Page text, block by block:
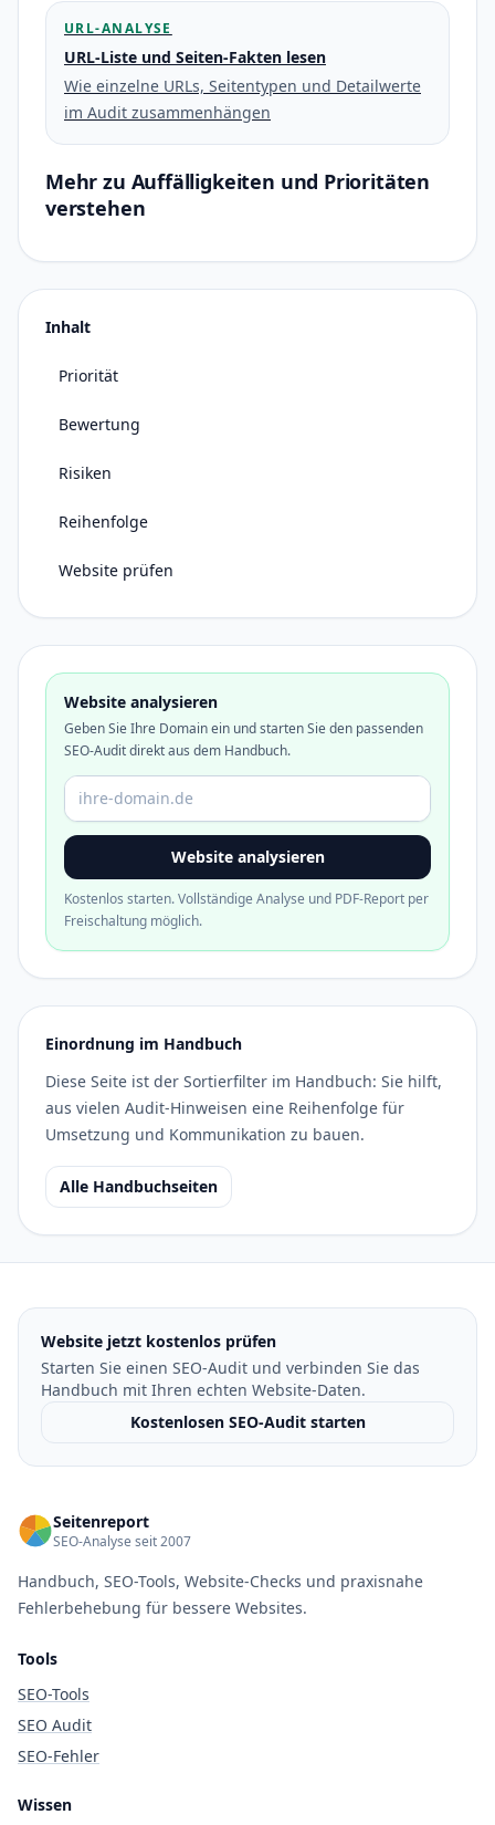
URL-ANALYSE
URL-Liste und Seiten-Fakten lesen
Wie einzelne URLs, Seitentypen und Detailwerte
im Audit zusammenhängen
Mehr zu Auffälligkeiten und Prioritäten
verstehen
Inhalt
Priorität
Bewertung
Risiken
Reihenfolge
Website prüfen
Website analysieren
Geben Sie Ihre Domain ein und starten Sie den passenden
SEO-Audit direkt aus dem Handbuch.
Domain oder URL
Website analysieren
Kostenlos starten. Vollständige Analyse und PDF-Report per
Freischaltung möglich.
Einordnung im Handbuch
Diese Seite ist der Sortierfilter im Handbuch: Sie hilft,
aus vielen Audit-Hinweisen eine Reihenfolge für
Umsetzung und Kommunikation zu bauen.
Alle Handbuchseiten
Website jetzt kostenlos prüfen
Starten Sie einen SEO-Audit und verbinden Sie das
Handbuch mit Ihren echten Website-Daten.
Kostenlosen SEO-Audit starten
Seitenreport
SEO-Analyse seit 2007
Handbuch, SEO-Tools, Website-Checks und praxisnahe
Fehlerbehebung für bessere Websites.
Tools
SEO-Tools
SEO Audit
SEO-Fehler
Wissen